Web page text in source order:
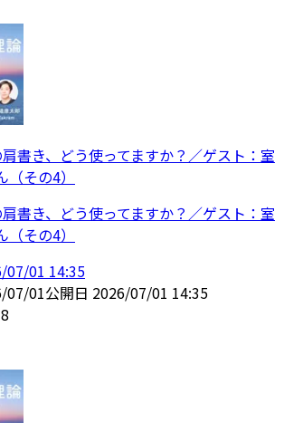
書き、どう使ってますか？／ゲスト：室
その4）
書き、どう使ってますか？／ゲスト：室
その4）
07/01 14:35
07/01公開日 2026/07/01 14:35